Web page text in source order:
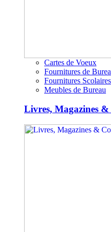
Cartes de Voeux
Fournitures de
Fournitures Scolaires
Meubles de Bureau
Livres, Magazines &